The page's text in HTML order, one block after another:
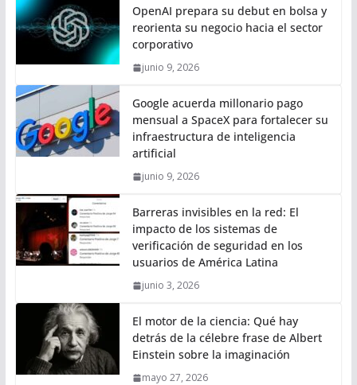
OpenAI prepara su debut en bolsa y
reorienta su negocio hacia el sector
corporativo
junio 9, 2026
Google acuerda millonario pago
mensual a SpaceX para fortalecer su
infraestructura de inteligencia
artificial
junio 9, 2026
Barreras invisibles en la red: El
impacto de los sistemas de
verificación de seguridad en los
usuarios de América Latina
junio 3, 2026
El motor de la ciencia: Qué hay
detrás de la célebre frase de Albert
Einstein sobre la imaginación
mayo 27, 2026